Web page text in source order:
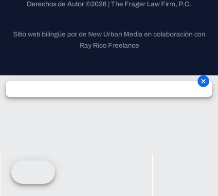
Derechos de Autor ©2026 | The Frager Law Firm, P.C.
Sitio web bilingüe por de New Urban Media en colaboración con
Ray Rico Freelance